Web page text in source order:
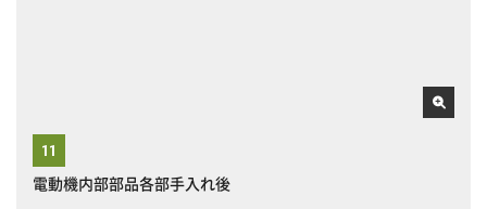
電動機内部部品各部手入れ後